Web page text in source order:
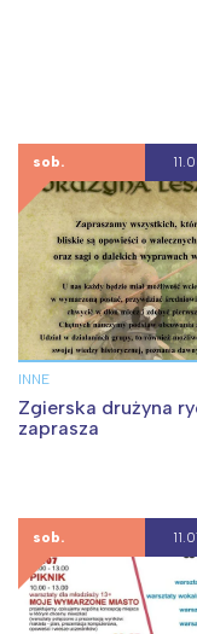
sob.
INNE
Zgierska drużyna
zaprasza
sob.